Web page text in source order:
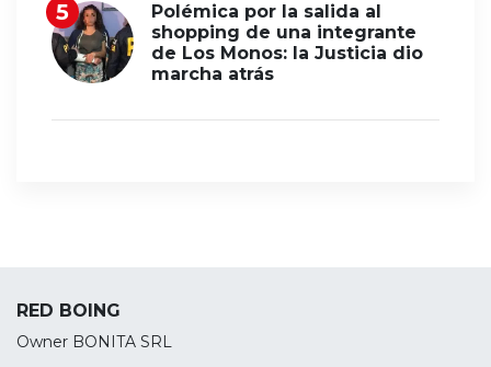
Polémica por la salida al
shopping de una integrante
de Los Monos: la Justicia dio
marcha atrás
RED BOING
Owner BONITA SRL